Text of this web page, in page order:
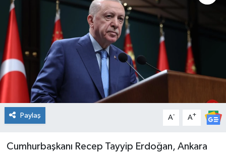
Paylaş A- A+
Cumhurbaşkanı Recep Tayyip Erdoğan, Ankara
Politika
Sağlık
Spor
Turizm
Yaşam